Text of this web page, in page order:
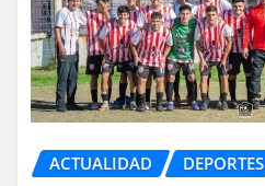
ACTUALIDAD DEPORTES